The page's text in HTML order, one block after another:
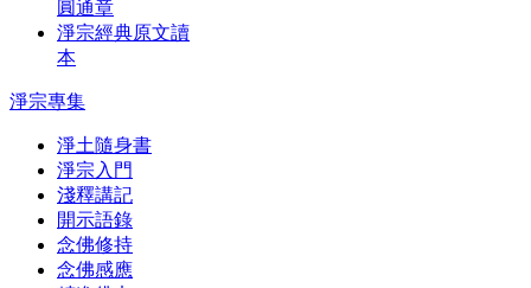
圓通章
淨宗經典原文讀
本
淨宗專集
淨土隨身書
淨宗入門
淺釋講記
開示語錄
念佛修持
念佛感應